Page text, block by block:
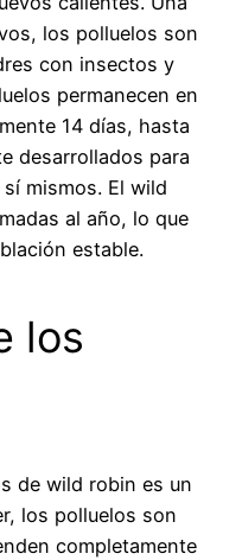
los polluelos son
con insectos y
permanecen en
14 días, hasta
desarrollados para
mismos. El wild
al año, lo que
estable.
los
de wild robin es un
los polluelos son
completamente